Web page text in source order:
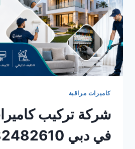
كاميرات مراقبة
شركة تركيب
في دبي 0582482610